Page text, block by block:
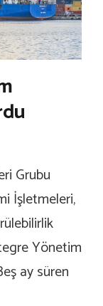
Grubu
İşletmeleri,
Yönetim
ay süren